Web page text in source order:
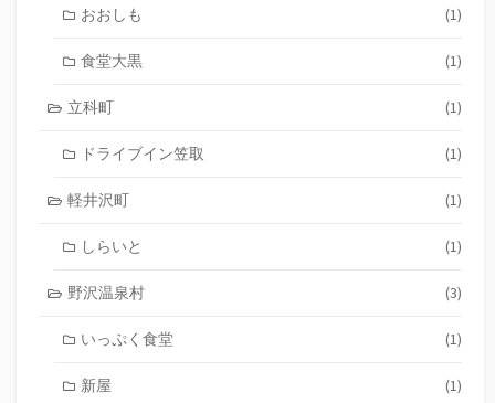
おおしも (1)
食堂大黒 (1)
立科町 (1)
ドライブイン笠取 (1)
軽井沢町 (1)
しらいと (1)
野沢温泉村 (3)
いっぷく食堂 (1)
新屋 (1)